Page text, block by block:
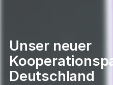
Unser neuer
Deutschland